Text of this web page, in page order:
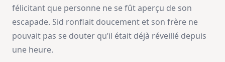
félicitant que personne ne se fût aperçu de son
escapade. Sid ronflait doucement et son frère ne
pouvait pas se douter qu’il était déjà réveillé depuis
une heure.